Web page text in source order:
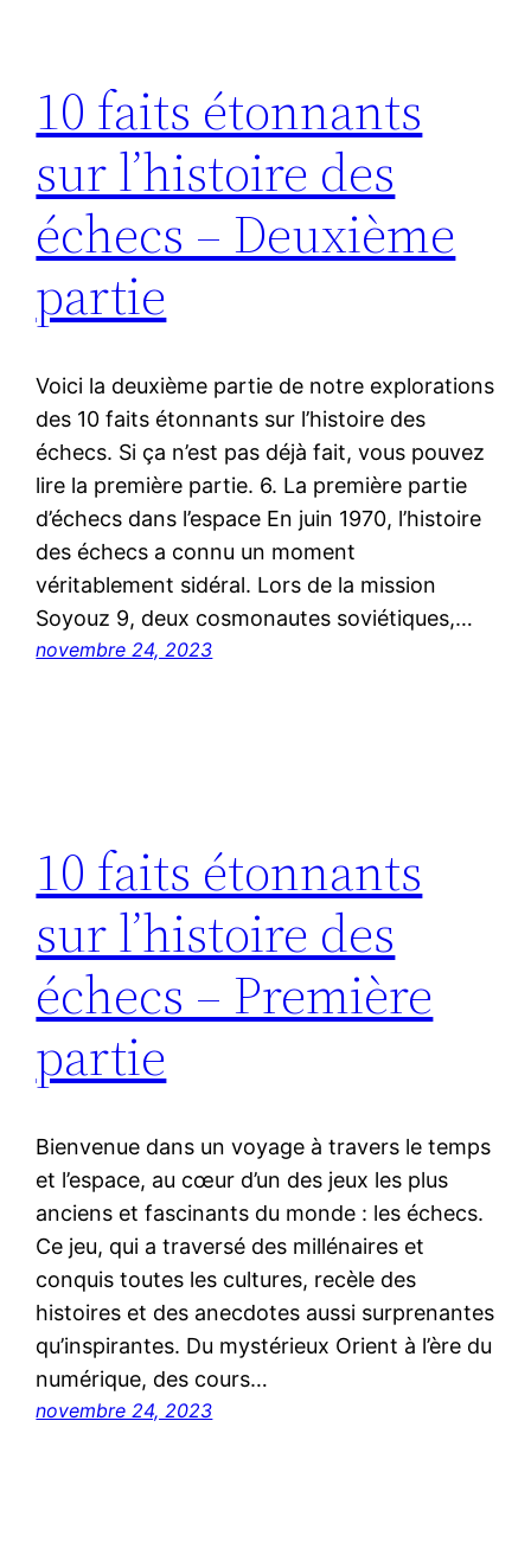
10 faits étonnants
sur l’histoire des
échecs – Deuxième
partie
Voici la deuxième partie de notre explorations
des 10 faits étonnants sur l’histoire des
échecs. Si ça n’est pas déjà fait, vous pouvez
lire la première partie. 6. La première partie
d’échecs dans l’espace En juin 1970, l’histoire
des échecs a connu un moment
véritablement sidéral. Lors de la mission
Soyouz 9, deux cosmonautes soviétiques,…
novembre 24, 2023
10 faits étonnants
sur l’histoire des
échecs – Première
partie
Bienvenue dans un voyage à travers le temps
et l’espace, au cœur d’un des jeux les plus
anciens et fascinants du monde : les échecs.
Ce jeu, qui a traversé des millénaires et
conquis toutes les cultures, recèle des
histoires et des anecdotes aussi surprenantes
qu’inspirantes. Du mystérieux Orient à l’ère du
numérique, des cours…
novembre 24, 2023